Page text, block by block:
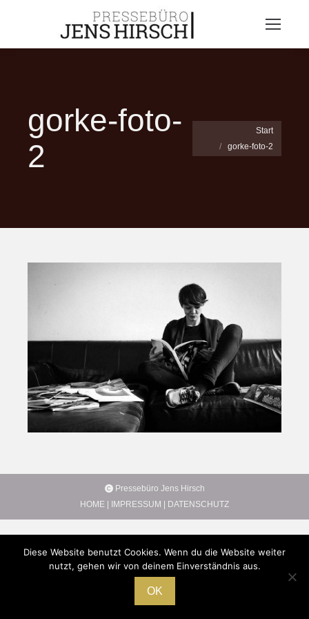
gorke-foto-
2
Sie befinden sich hier:
Start
gorke-foto-2
Pressebüro Jens Hirsch
HOME | IMPRESSUM | DATENSCHUTZ
Diese Website benutzt Cookies. Wenn du die Website weiter
nutzt, gehen wir von deinem Einverständnis aus.
OK